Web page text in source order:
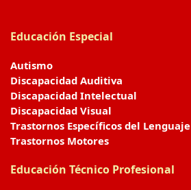
Educación Especial
Autismo
Discapacidad Auditiva
Discapacidad Intelectual
Discapacidad Visual
Trastornos Específicos del Lenguaje
Trastornos Motores
Educación Técnico Profesional